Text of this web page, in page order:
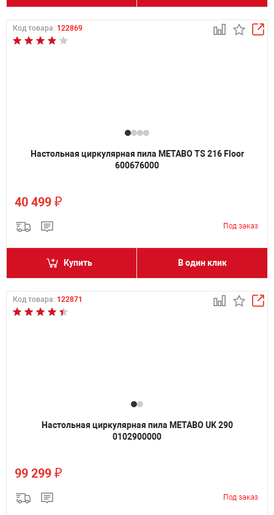
Код товара: 122869
Настольная циркулярная пила METABO TS 216 Floor
600676000
40 499 ₽
Купить В один клик
Код товара: 122871
Настольная циркулярная пила METABO UK 290
0102900000
99 299 ₽